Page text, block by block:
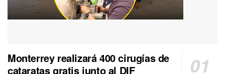
Monterrey realizará 400 cirugías de
cataratas gratis junto al DIF